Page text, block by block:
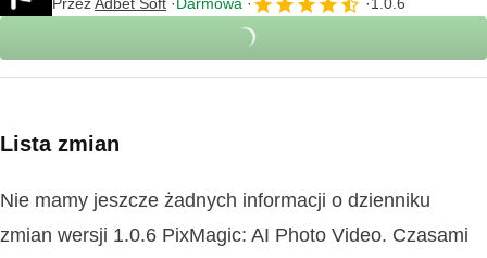
Lista zmian
Nie mamy jeszcze żadnych informacji o dzienniku
zmian wersji 1.0.6 PixMagic: AI Photo Video. Czasami